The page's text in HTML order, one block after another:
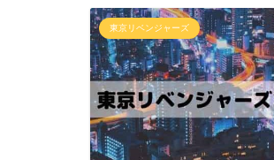
東京リベンジャーズ